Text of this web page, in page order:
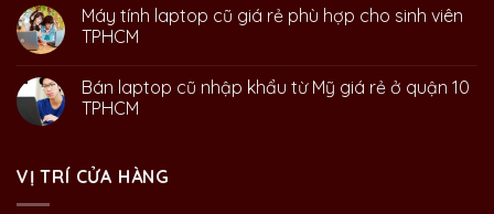
Máy tính laptop cũ giá rẻ phù hợp cho sinh viên
TPHCM
Bán laptop cũ nhập khẩu từ Mỹ giá rẻ ở quận 10
TPHCM
VỊ TRÍ CỬA HÀNG